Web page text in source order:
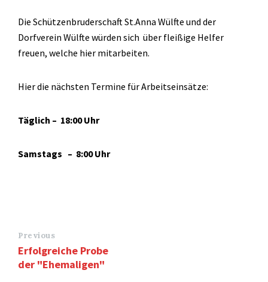
Die Schützenbruderschaft St.Anna Wülfte und der
Dorfverein Wülfte würden sich über fleißige Helfer
freuen, welche hier mitarbeiten.
Hier die nächsten Termine für Arbeitseinsätze:
Täglich – 18:00 Uhr
Samstags – 8:00 Uhr
Previous
Erfolgreiche Probe
der "Ehemaligen"